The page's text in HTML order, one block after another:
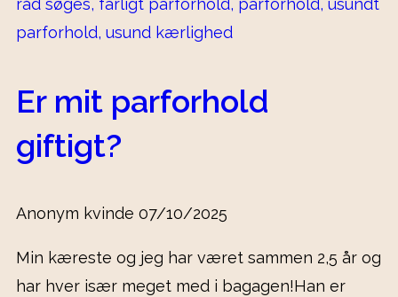
Er mit parforhold
giftigt?
Anonym kvinde 07/10/2025
Min kæreste og jeg har været sammen 2,5 år og
har hver især meget med i bagagen!Han er